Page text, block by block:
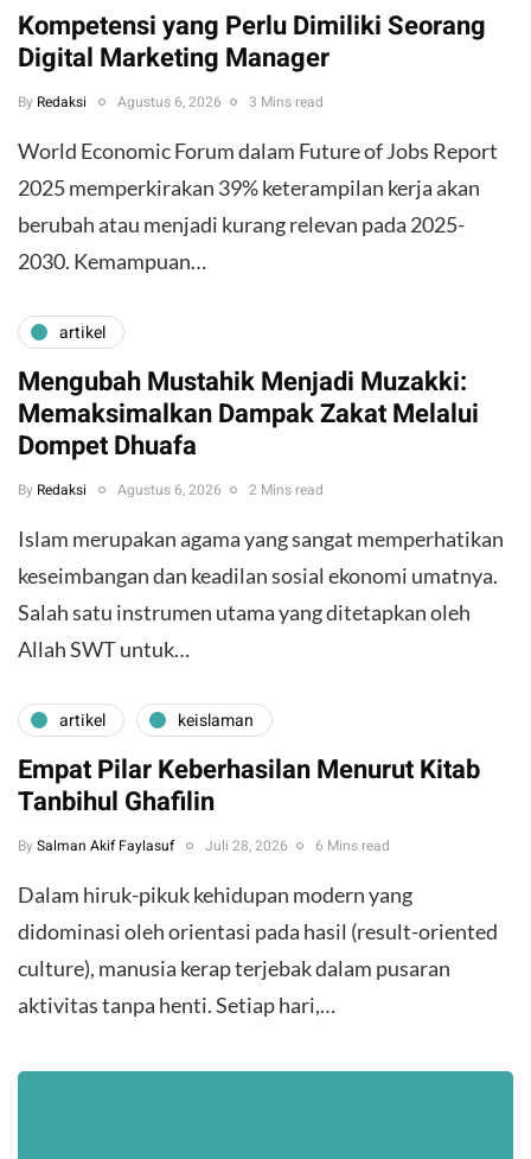
Kompetensi yang Perlu Dimiliki Seorang
Digital Marketing Manager
By Redaksi Agustus 6, 2026 3 Mins read
World Economic Forum dalam Future of Jobs Report
2025 memperkirakan 39% keterampilan kerja akan
berubah atau menjadi kurang relevan pada 2025-
2030. Kemampuan…
artikel
Mengubah Mustahik Menjadi Muzakki:
Memaksimalkan Dampak Zakat Melalui
Dompet Dhuafa
By Redaksi Agustus 6, 2026 2 Mins read
Islam merupakan agama yang sangat memperhatikan
keseimbangan dan keadilan sosial ekonomi umatnya.
Salah satu instrumen utama yang ditetapkan oleh
Allah SWT untuk…
artikel keislaman
Empat Pilar Keberhasilan Menurut Kitab
Tanbihul Ghafilin
By Salman Akif Faylasuf Juli 28, 2026 6 Mins read
Dalam hiruk-pikuk kehidupan modern yang
didominasi oleh orientasi pada hasil (result-oriented
culture), manusia kerap terjebak dalam pusaran
aktivitas tanpa henti. Setiap hari,…